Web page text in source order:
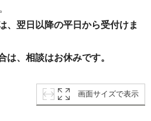
、翌日以降の平日から受付けま
は、相談はお休みです。
画面サイズで表示